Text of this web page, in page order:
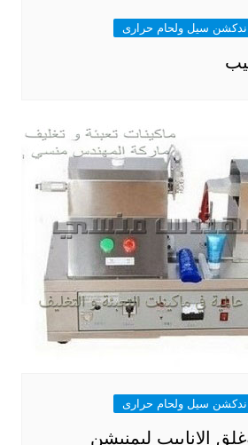
اندكشن سيل ولحام حرارى
اندكشن سيل ولحام حرارى
الانابيب ليمنيشن